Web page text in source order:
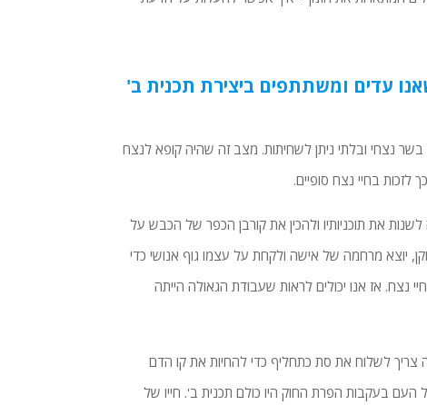
עדים ומשתתפים ביצירת תכנית ב'
נצחי ובלתי ניתן לשחיתות. מצב זה שהיה קופא לנצח
בחיי נצח סופיים.
את תוכניותיו ולהכין את קורבן הכפר של הכבש על
יוצא מרחמה של אישה ולקחת על עצמו גוף אנושי כדי
נצח. אז אנו יכולים לראות שעבודת הגאולה הייתה
צריך לשלוח את סת כתחליף כדי להחיות את קו הדם
בעקבות הפרת החוק היו כולם תכנית ב'. חייו של